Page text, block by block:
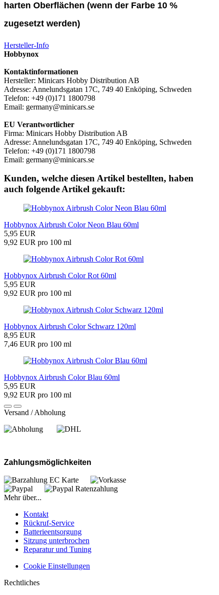
harten Oberflächen (wenn der Farbe 10 %
zugesetzt werden)
Hersteller-Info
Hobbynox
Kontaktinformationen
Hersteller: Minicars Hobby Distribution AB
Adresse: Annelundsgatan 17C, 749 40 Enköping, Schweden
Telefon: +49 (0)171 1800798
Email: germany@minicars.se
EU Verantwortlicher
Firma: Minicars Hobby Distribution AB
Adresse: Annelundsgatan 17C, 749 40 Enköping, Schweden
Telefon: +49 (0)171 1800798
Email: germany@minicars.se
Kunden, welche diesen Artikel bestellten, haben
auch folgende Artikel gekauft:
Hobbynox Airbrush Color Neon Blau 60ml
5,95 EUR
9,92 EUR pro 100 ml
Hobbynox Airbrush Color Rot 60ml
5,95 EUR
9,92 EUR pro 100 ml
Hobbynox Airbrush Color Schwarz 120ml
8,95 EUR
7,46 EUR pro 100 ml
Hobbynox Airbrush Color Blau 60ml
5,95 EUR
9,92 EUR pro 100 ml
Versand / Abholung
Zahlungsmöglichkeiten
Mehr über...
Kontakt
Rückruf-Service
Batterieentsorgung
Sitzung unterbrochen
Reparatur und Tuning
Cookie Einstellungen
Rechtliches